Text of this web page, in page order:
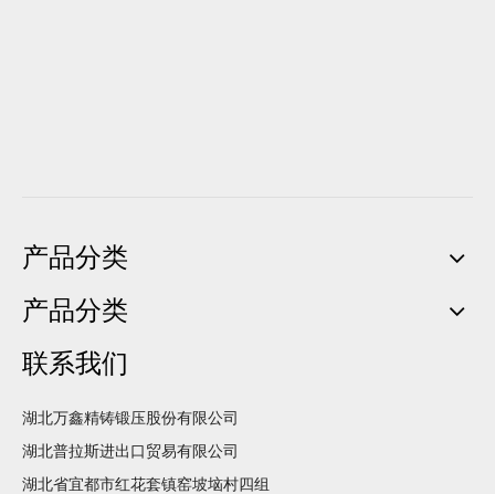
产品分类
产品分类
联系我们
湖北万鑫精铸锻压股份有限公司
湖北普拉斯进出口贸易有限公司
湖北省宜都市红花套镇窑坡垴村四组